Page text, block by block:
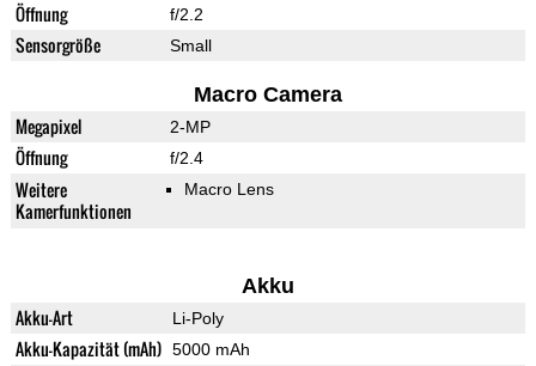
Öffnung f/2.2
Sensorgröße Small
Macro Camera
Megapixel 2-MP
Öffnung f/2.4
Weitere
Kamerfunktionen
Macro Lens
Akku
Akku-Art Li-Poly
Akku-Kapazität (mAh) 5000 mAh